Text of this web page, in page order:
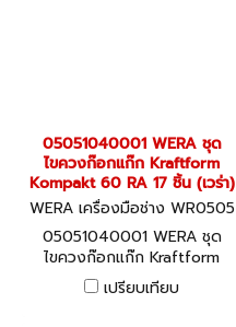
05051040001 WERA ชุด
ไขควงก๊อกแก๊ก Kraftform
Kompakt 60 RA 17 ชิ้น (เวร่า)
WERA เครื่องมือช่าง WR0505
1040001
05051040001 WERA ชุด
ไขควงก๊อกแก๊ก Kraftform
Kompakt 60 RA 17 ชิ้น (เวร่า)
เปรียบเทียบ